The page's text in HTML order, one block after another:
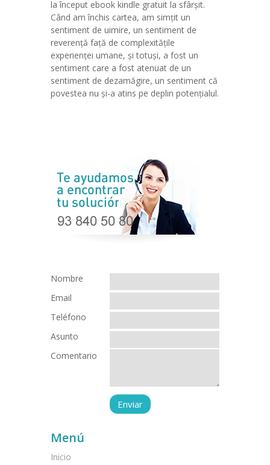
la început ebook kindle gratuit la sfârșit.
Când am închis cartea, am simțit un
sentiment de uimire, un sentiment de
reverență față de complexitățile
experienței umane, și totuși, a fost un
sentiment care a fost atenuat de un
sentiment de dezamăgire, un sentiment că
povestea nu și-a atins pe deplin potențialul.
Nombre
Email
Teléfono
Asunto
Comentario
Menú
Inicio